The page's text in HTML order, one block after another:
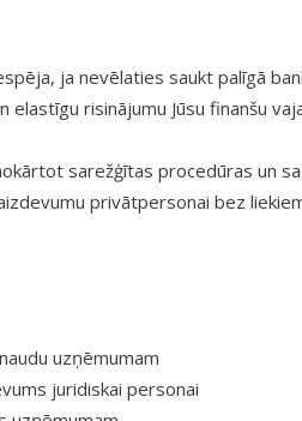
ja nevēlaties saukt palīgā
elastīgu risinājumu Jūsu finanšu
sarežģītas procedūras un
privātpersonai bez
uzņēmumam
juridiskai personai